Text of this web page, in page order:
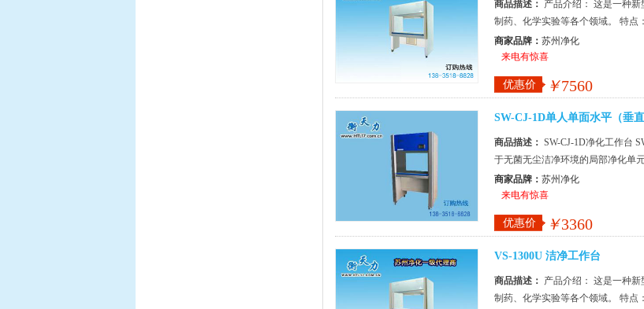
商品描述： 产品介绍： 这是一种
制药、化学实验等各个领域。 特点
及操作异味对人体的刺激。 2、采...
商家品牌： 苏州净化
来电有惊喜
优惠价 ￥7560
SW-CJ-1D单人单面水平（垂直
商品描述： SW-CJ-1D净化工作台
于无菌无尘洁净环境的局部净化单
式通风机压入静压箱，经...
商家品牌： 苏州净化
来电有惊喜
优惠价 ￥3360
VS-1300U 洁净工作台
商品描述： 产品介绍： 这是一种
制药、化学实验等各个领域。 特点